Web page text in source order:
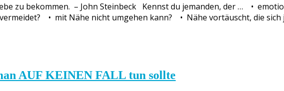
zu bekommen. – John Steinbeck Kennst du jemanden, der … •
• mit Nähe nicht umgehen kann? • Nähe vortäuscht, die sich
AUF KEINEN FALL tun sollte